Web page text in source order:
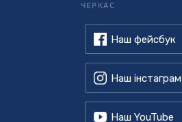
ЧЕРКАС
Наш фейсбук
Наш інстаграм
Наш YouTube